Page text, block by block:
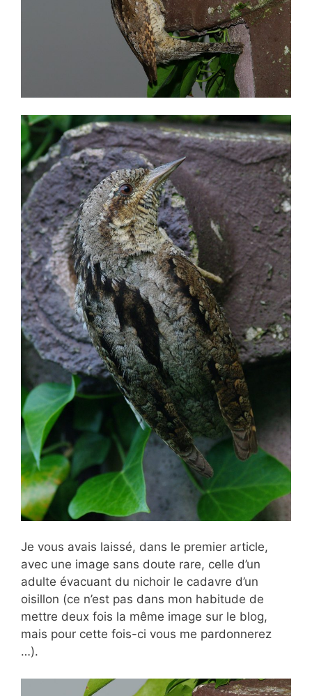
Je vous avais laissé, dans le premier article,
avec une image sans doute rare, celle d’un
adulte évacuant du nichoir le cadavre d’un
oisillon (ce n’est pas dans mon habitude de
mettre deux fois la même image sur le blog,
mais pour cette fois-ci vous me pardonnerez
…).